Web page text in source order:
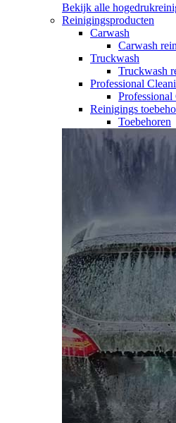
Bekijk alle
Reinigingsproducten
Carwash
Carwash
Truckwash
Truckwash
Professional
Professional
Reinigings
Toebehoren